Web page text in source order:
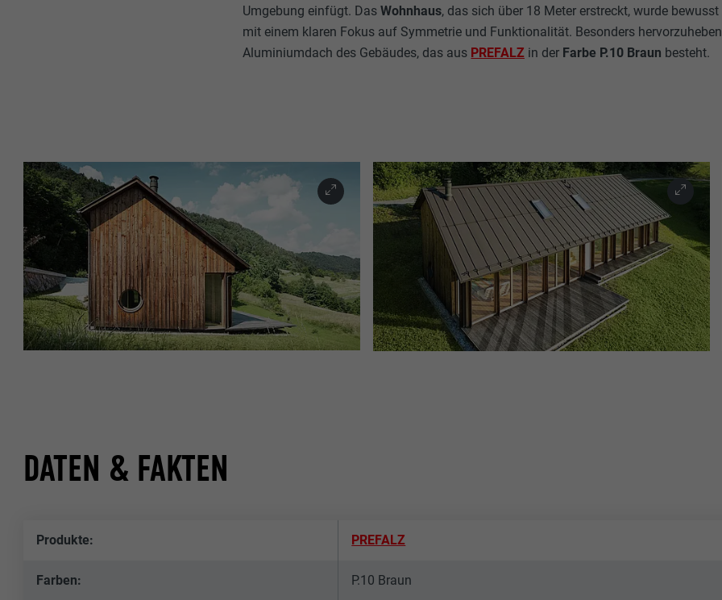
Umgebung einfügt. DasWohnhaus, das sich über 18 Meter erstreckt, wurde
mit einem klaren Fokus auf Symmetrie und Funktionalität. Besonders
Aluminiumdach des Gebäudes, das aus PREFALZ in der Farbe P.10 Braun besteht.
DATEN & FAKTEN
Produkte: PREFALZ
Farben: P.10 Braun